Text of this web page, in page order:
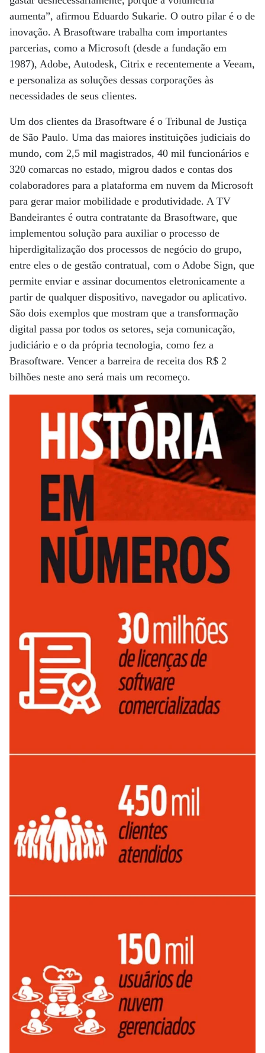
aumenta”, afirmou Eduardo Sukarie. O outro pilar é o de
inovação. A Brasoftware trabalha com importantes
parcerias, como a Microsoft (desde a fundação em
1987), Adobe, Autodesk, Citrix e recentemente a Veeam,
e personaliza as soluções dessas corporações às
necessidades de seus clientes.
Um dos clientes da Brasoftware é o Tribunal de Justiça
de São Paulo. Uma das maiores instituições judiciais do
mundo, com 2,5 mil magistrados, 40 mil funcionários e
320 comarcas no estado, migrou dados e contas dos
colaboradores para a plataforma em nuvem da Microsoft
para gerar maior mobilidade e produtividade. A TV
Bandeirantes é outra contratante da Brasoftware, que
implementou solução para auxiliar o processo de
hiperdigitalização dos processos de negócio do grupo,
entre eles o de gestão contratual, com o Adobe Sign, que
permite enviar e assinar documentos eletronicamente a
partir de qualquer dispositivo, navegador ou aplicativo.
São dois exemplos que mostram que a transformação
digital passa por todos os setores, seja comunicação,
judiciário e o da própria tecnologia, como fez a
Brasoftware. Vencer a barreira de receita dos R$ 2
bilhões neste ano será mais um recomeço.